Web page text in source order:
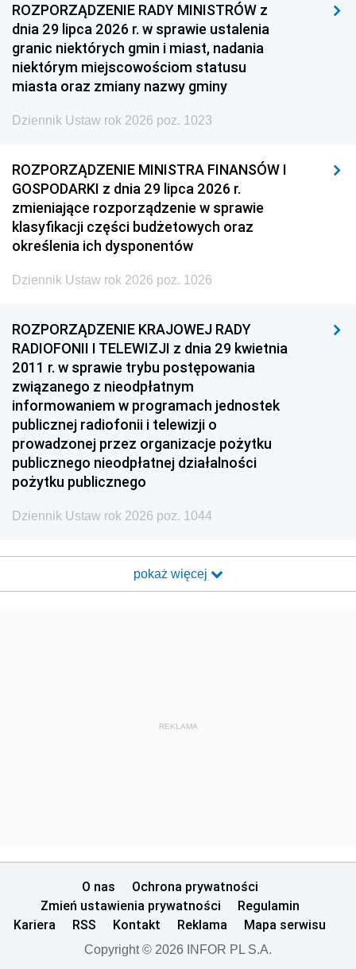
ROZPORZĄDZENIE RADY MINISTRÓW z
dnia 29 lipca 2026 r. w sprawie ustalenia
granic niektórych gmin i miast, nadania
niektórym miejscowościom statusu
miasta oraz zmiany nazwy gminy
Dziennik Ustaw rok 2026 poz. 1023
ROZPORZĄDZENIE MINISTRA FINANSÓW I
GOSPODARKI z dnia 29 lipca 2026 r.
zmieniające rozporządzenie w sprawie
klasyfikacji części budżetowych oraz
określenia ich dysponentów
Dziennik Ustaw rok 2026 poz. 1026
ROZPORZĄDZENIE KRAJOWEJ RADY
RADIOFONII I TELEWIZJI z dnia 29 kwietnia
2011 r. w sprawie trybu postępowania
związanego z nieodpłatnym
informowaniem w programach jednostek
publicznej radiofonii i telewizji o
prowadzonej przez organizacje pożytku
publicznego nieodpłatnej działalności
pożytku publicznego
Dziennik Ustaw rok 2026 poz. 1044
pokaż więcej
REKLAMA
O nas
Ochrona prywatności
Zmień ustawienia prywatności
Regulamin
Kariera
RSS Kontakt Reklama Mapa serwisu
Copyright © 2026 INFOR PL S.A.